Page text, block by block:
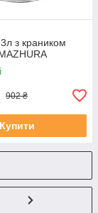
з краником
902 ₴
Купити